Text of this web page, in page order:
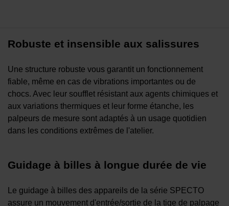
Robuste et insensible aux salissures
Une structure robuste vous garantit un fonctionnement
fiable, même en cas de vibrations importantes ou de
chocs. Avec leur soufflet résistant aux agents chimiques et
aux variations thermiques et leur forme étanche, les
palpeurs de mesure sont adaptés à un usage quotidien
dans les conditions extrêmes de l'atelier.
Guidage à billes à longue durée de vie
Le guidage à billes des appareils de la série SPECTO
assure un mouvement d'entrée/sortie de la tige de palpage